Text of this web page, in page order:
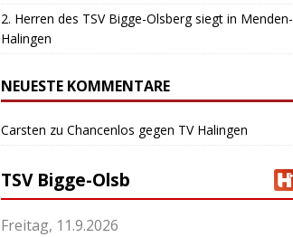
2. Herren des TSV Bigge-Olsberg siegt in Menden-
Halingen
NEUESTE KOMMENTARE
Carsten zu Chancenlos gegen TV Halingen
TSV Bigge-Olsb
Freitag, 11.9.2026